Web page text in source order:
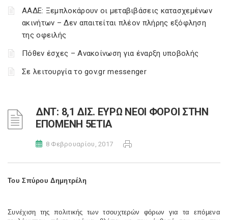
ΑΑΔΕ: Ξεμπλοκάρουν οι μεταβιβάσεις κατασχεμένων
ακινήτων – Δεν απαιτείται πλέον πλήρης εξόφληση
της οφειλής
Πόθεν έσχες – Ανακοίνωση για έναρξη υποβολής
Σε λειτουργία το gov.gr messenger
ΔΝΤ: 8,1 ΔΙΣ. ΕΥΡΩ ΝΕΟΙ ΦΟΡΟΙ ΣΤΗΝ
ΕΠΟΜΕΝΗ 5ΕΤΙΑ
8 Φεβρουαρίου, 2017
Του Σπύρου Δημητρέλη
Συνέχιση της πολιτικής των τσουχτερών φόρων για τα επόμενα